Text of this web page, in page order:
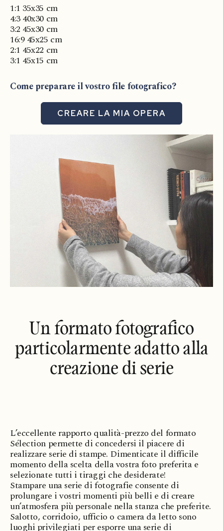
1:1 35x35 cm
4:3 40x30 cm
3:2 45x30 cm
16:9 45x25 cm
2:1 45x22 cm
3:1 45x15 cm
Come preparare il vostro file fotografico?
CREARE LA MIA OPERA
Un formato fotografico
particolarmente adatto alla
creazione di serie
L’eccellente rapporto qualità-prezzo del formato
Sélection permette di concedersi il piacere di
realizzare serie di stampe. Dimenticate il difficile
momento della scelta della vostra foto preferita e
selezionate tutti i tiraggi che desiderate!
Stampare una serie di fotografie consente di
prolungare i vostri momenti più belli e di creare
un’atmosfera più personale nella stanza che preferite.
Salotto, corridoio, ufficio o camera da letto sono
luoghi privilegiati per esporre una serie di